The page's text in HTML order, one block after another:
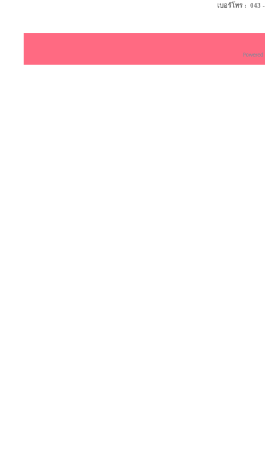
เบอร์โทร :